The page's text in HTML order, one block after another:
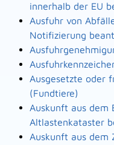
innerhalb der EU
Ausfuhr von
Notifizierung
Ausgesetzte oder
(Fundtiere)
Auskunft aus dem
Altlastenkataster
Auskunft aus dem